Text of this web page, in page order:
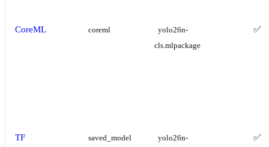
CoreML coreml
yolo26n-
cls.mlpackage
✅
TF
saved_model
yolo26n-
✅